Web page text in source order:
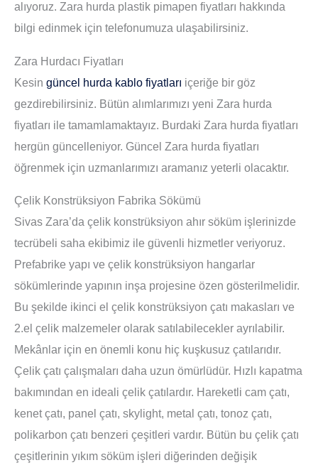
alıyoruz. Zara hurda plastik pimapen fiyatları hakkında
bilgi edinmek için telefonumuza ulaşabilirsiniz.
Zara Hurdacı Fiyatları
Kesin güncel hurda kablo fiyatları içeriğe bir göz
gezdirebilirsiniz. Bütün alımlarımızı yeni Zara hurda
fiyatları ile tamamlamaktayız. Burdaki Zara hurda fiyatları
hergün güncelleniyor. Güncel Zara hurda fiyatları
öğrenmek için uzmanlarımızı aramanız yeterli olacaktır.
Çelik Konstrüksiyon Fabrika Sökümü
Sivas Zara’da çelik konstrüksiyon ahır söküm işlerinizde
tecrübeli saha ekibimiz ile güvenli hizmetler veriyoruz.
Prefabrike yapı ve çelik konstrüksiyon hangarlar
sökümlerinde yapının inşa projesine özen gösterilmelidir.
Bu şekilde ikinci el çelik konstrüksiyon çatı makasları ve
2.el çelik malzemeler olarak satılabilecekler ayrılabilir.
Mekânlar için en önemli konu hiç kuşkusuz çatılarıdır.
Çelik çatı çalışmaları daha uzun ömürlüdür. Hızlı kapatma
bakımından en ideali çelik çatılardır. Hareketli cam çatı,
kenet çatı, panel çatı, skylight, metal çatı, tonoz çatı,
polikarbon çatı benzeri çeşitleri vardır. Bütün bu çelik çatı
çeşitlerinin yıkım söküm işleri diğerinden değişik